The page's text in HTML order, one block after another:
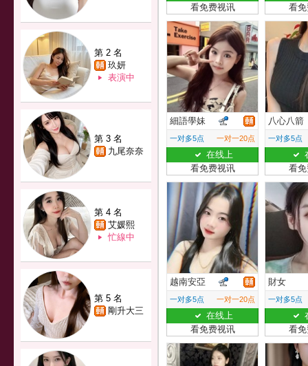
第 2 名
玖妍
表演中
第 3 名
九尾奈奈
第 4 名
艾媛熙
忙線中
第 5 名
剛升大三
看免费视讯
看
細語學妹
一对多5点 一对一20点
在线上
看免费视讯
八心八箭
一对多5点
看
越南安亞
一对多5点 一对一20点
在线上
看免费视讯
財女
一对多5点
看